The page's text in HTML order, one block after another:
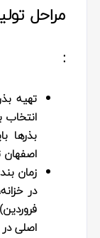
مراحل
:
تهیه
انتخاب
بذرها
زمان‌
در
اصلی